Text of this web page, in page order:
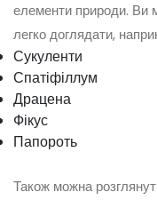
елементи природи. Ви
легко доглядати,
Сукуленти
Спатіфіллум
Драцена
Фікус
Папороть
Також можна